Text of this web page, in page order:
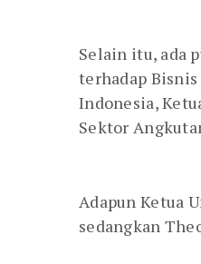
Selain itu, ada
terhadap
Indonesia,
Sektor
Adapun Ketua
sedangkan